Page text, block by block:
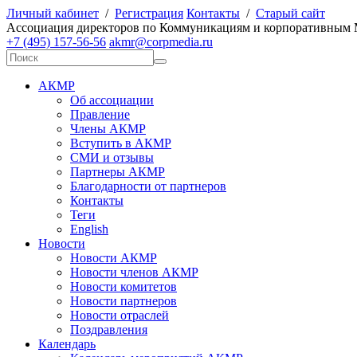
Личный кабинет / Регистрация Контакты / Старый сайт
Ассоциация директоров по Коммуникациям и корпоративным
+7 (495) 157-56-56 akmr@corpmedia.ru
АКМР
Об ассоциации
Правление
Члены АКМР
Вступить в АКМР
СМИ и отзывы
Партнеры АКМР
Благодарности от партнеров
Контакты
Теги
English
Новости
Новости АКМР
Новости членов АКМР
Новости комитетов
Новости партнеров
Новости отраслей
Поздравления
Календарь